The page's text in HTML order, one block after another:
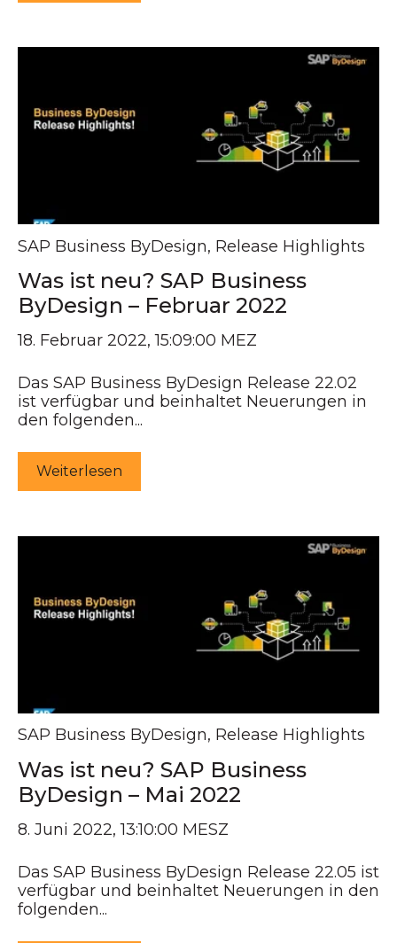
SAP Business ByDesign, Release Highlights
Was ist neu? SAP Business
ByDesign – Februar 2022
18. Februar 2022, 15:09:00 MEZ
Das SAP Business ByDesign Release 22.02
ist verfügbar und beinhaltet Neuerungen in
den folgenden...
Weiterlesen
SAP Business ByDesign, Release Highlights
Was ist neu? SAP Business
ByDesign – Mai 2022
8. Juni 2022, 13:10:00 MESZ
Das SAP Business ByDesign Release 22.05 ist
verfügbar und beinhaltet Neuerungen in den
folgenden...